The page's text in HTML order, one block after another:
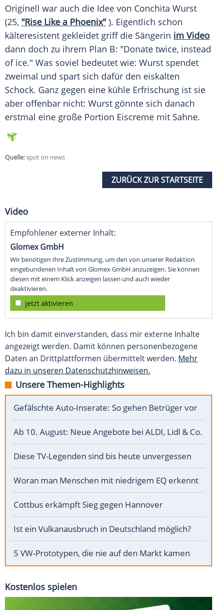
Originell war auch die Idee von Conchita Wurst
(25, "Rise Like a Phoenix" ). Eigentlich schon
kälteresistent gekleidet griff die Sängerin im Video
dann doch zu ihrem Plan B: "Donate twice, instead
of ice." Was soviel bedeutet wie: Wurst spendet
zweimal und spart sich dafür den eiskalten
Schock. Ganz gegen eine kühle Erfrischung ist sie
aber offenbar nicht: Wurst gönnte sich danach
erstmal eine große Portion Eiscreme mit Sahne.
Quelle:spot on news
ZURÜCK ZUR STARTSEITE
Video
Empfohlener externer Inhalt:
Glomex GmbH
Wir benötigen Ihre Zustimmung, um den von unserer Redaktion
eingebundenen Inhalt von Glomex GmbH anzuzeigen. Sie können
diesen mit einem Klick anzeigen lassen und auch wieder
deaktivieren.
jetzt aktivieren
Ich bin damit einverstanden, dass mir externe Inhalte
angezeigt werden. Damit können personenbezogene
Daten an Drittplattformen übermittelt werden. Mehr
dazu in unseren Datenschutzhinweisen.
Unsere Themen-Highlights
Gefälschte Auto-Inserate: So gehen Betrüger vor
Ab 10. August: Neue Angebote bei ALDI, Lidl & Co.
Diese TV-Legenden sind bis heute unvergessen
Woran man Menschen mit niedrigem EQ erkennt
Cottbus erkämpft Sieg gegen Hannover
Ist ein Vulkanausbruch in Deutschland möglich?
5 VW-Prototypen, die nie auf den Markt kamen
Kostenlos spielen